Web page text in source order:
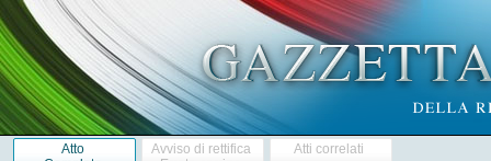
Atto
Avviso di rettifica
Atti correlati